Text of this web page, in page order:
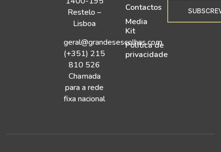
Restelo –
Lisboa
geral@grandesescolhas.com
(+351) 215
810 526
Chamada
para a rede
fixa nacional
Contactos
Media
Kit
Política de
privacidade